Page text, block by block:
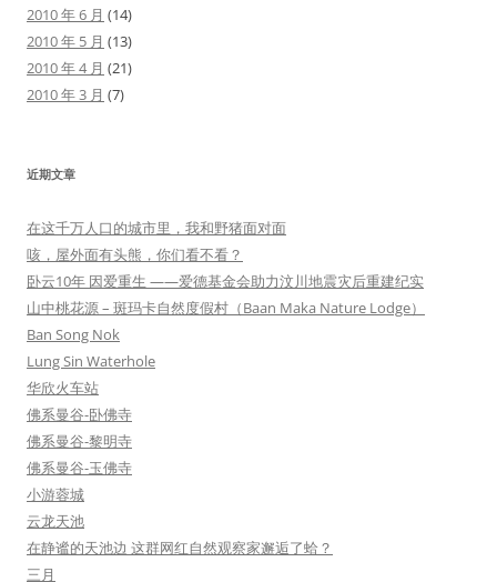
2010 年 6 月 (14)
2010 年 5 月 (13)
2010 年 4 月 (21)
2010 年 3 月 (7)
近期文章
在这千万人口的城市里，我和野猪面对面
咳，屋外面有头熊，你们看不看？
卧云10年 因爱重生 ——爱德基金会助力汶川地震灾后重建纪实
山中桃花源 – 斑玛卡自然度假村（Baan Maka Nature Lodge）
Ban Song Nok
Lung Sin Waterhole
华欣火车站
佛系曼谷-卧佛寺
佛系曼谷-黎明寺
佛系曼谷-玉佛寺
小游蓉城
云龙天池
在静谧的天池边 这群网红自然观察家邂逅了蛤？
三月